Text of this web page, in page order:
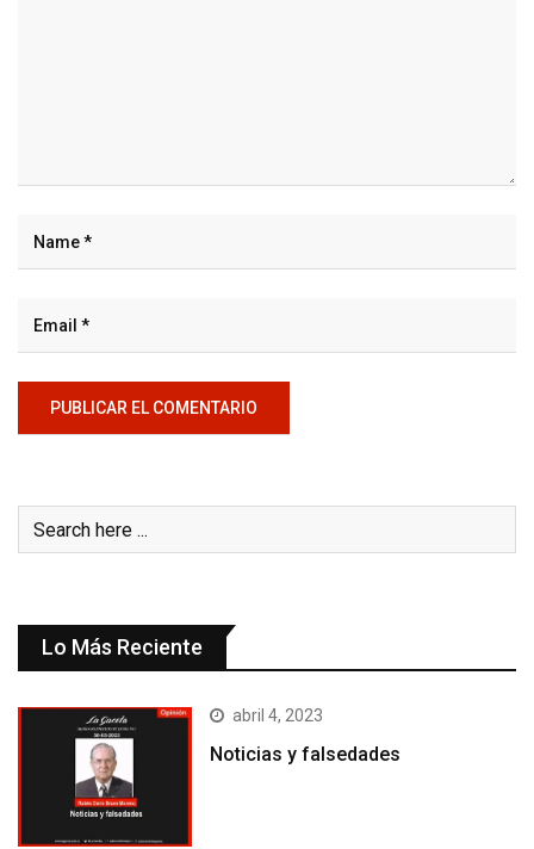
Lo Más Reciente
abril 4, 2023
Noticias y falsedades